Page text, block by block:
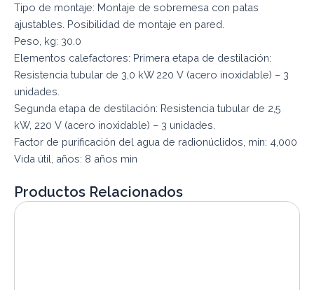
Tipo de montaje: Montaje de sobremesa con patas
ajustables. Posibilidad de montaje en pared.
Peso, kg: 30.0
Elementos calefactores: Primera etapa de destilación:
Resistencia tubular de 3,0 kW 220 V (acero inoxidable) – 3
unidades.
Segunda etapa de destilación: Resistencia tubular de 2,5
kW, 220 V (acero inoxidable) – 3 unidades.
Factor de purificación del agua de radionúclidos, min: 4,000
Vida útil, años: 8 años min
Productos Relacionados